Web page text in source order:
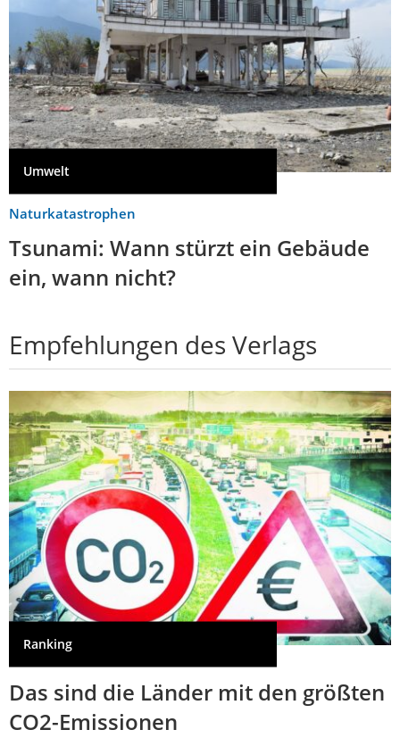
Umwelt
Naturkatastrophen
Tsunami: Wann stürzt ein Gebäude
ein, wann nicht?
Empfehlungen des Verlags
Ranking
Das sind die Länder mit den größten
CO2-Emissionen